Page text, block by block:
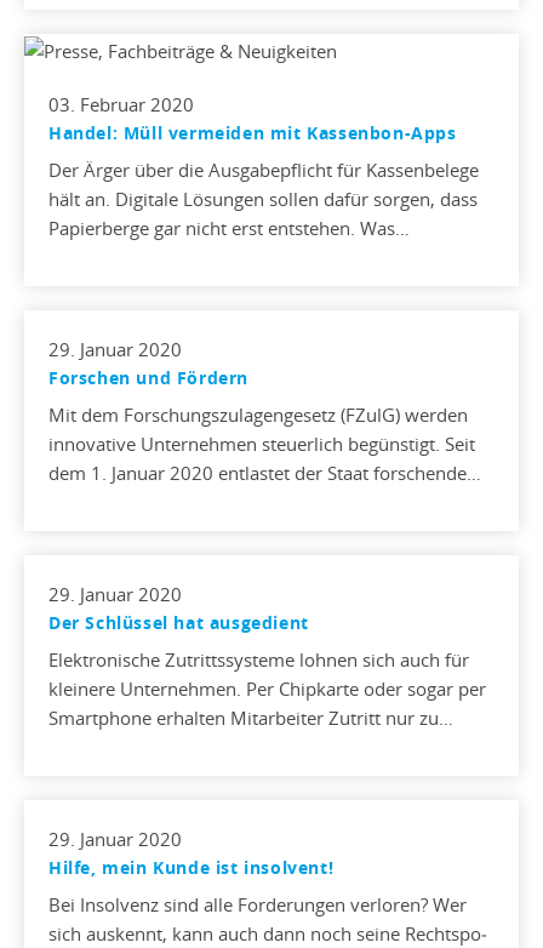
03. Februar 2020
Handel: Müll vermeiden mit Kassenbon-Apps
Der Ärger über die Ausgabepflicht für Kassenbelege
hält an. Digitale Lösungen sollen dafür sorgen, dass
Papierberge gar nicht erst entstehen. Was…
29. Januar 2020
Forschen und Fördern
Mit dem Forschungszulagengesetz (FZulG) werden
innovative Unternehmen steuerlich begünstigt. Seit
dem 1. Januar 2020 entlastet der Staat forschende…
29. Januar 2020
Der Schlüssel hat ausgedient
Elektronische Zutrittssysteme lohnen sich auch für
kleinere Unternehmen. Per Chipkarte oder sogar per
Smartphone erhalten Mitarbeiter Zutritt nur zu…
29. Januar 2020
Hilfe, mein Kunde ist insolvent!
Bei Insolvenz sind alle Forderungen verloren? Wer
sich auskennt, kann auch dann noch seine Rechtspo­